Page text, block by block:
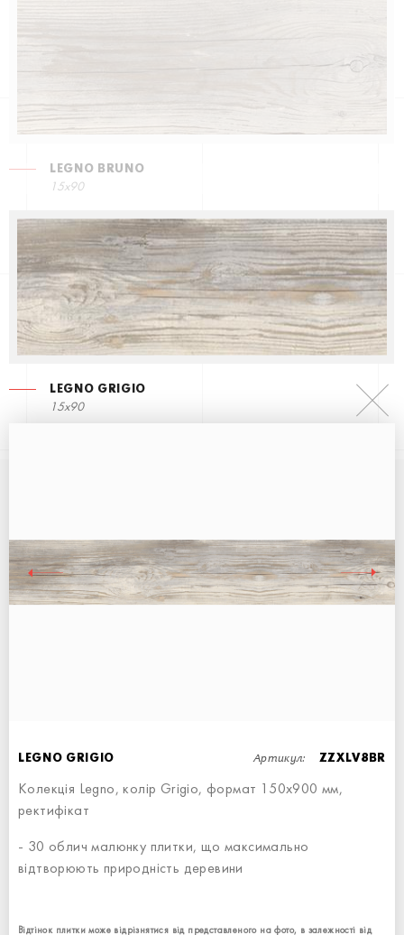
LEGNO BRUNO
15x90
LEGNO GRIGIO
15x90
LEGNO GRIGIO Артикул: ZZXLV8BR
Колекція Legno, колір Grigio, формат 150x900 мм,
ректифікат
- 30 облич малюнку плитки, що максимально
відтворюють природність деревини
Відтінок плитки може відрізнятися від представленого на фото, в залежності від